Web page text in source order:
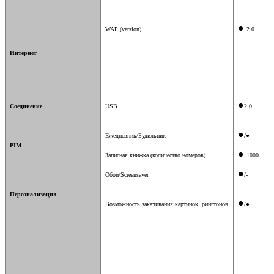
Интернет
WAP (version) ● 2.0
Соединение USB ●2.0
PIM
Ежедневник/Будильник ●/●
Записная книжка (количество номеров) ● 1000
Персонализация
Обои/Screensaver ●/-
Возможность закачивания картинок, рингтонов ●/●